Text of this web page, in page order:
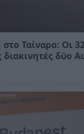
Ταίναρο: Οι
δύο